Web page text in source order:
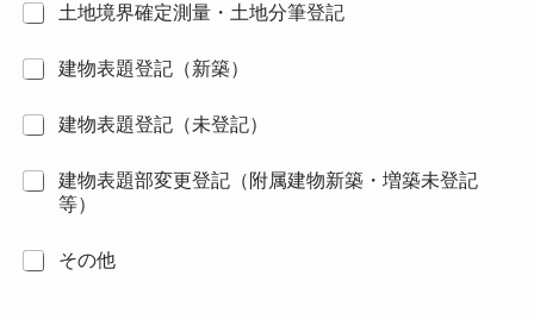
土地境界確定測量・土地分筆登記
建物表題登記（新築）
建物表題登記（未登記）
建物表題部変更登記（附属建物新築・増築未登記
等）
その他